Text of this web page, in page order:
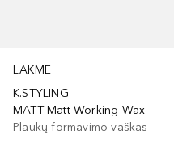
LAKME
K.STYLING
MATT Matt Working Wax
Plaukų formavimo vaškas